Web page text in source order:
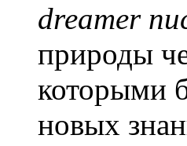
dreamer
природы
которыми
новых